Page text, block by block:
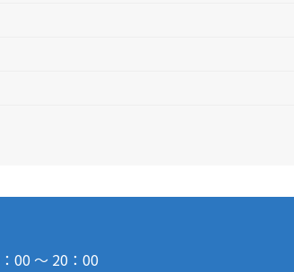
00 ～ 20：00